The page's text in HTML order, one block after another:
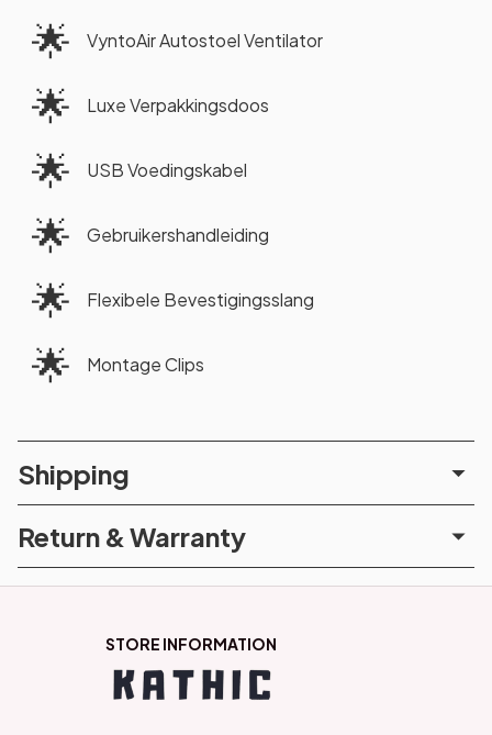
🌟 VyntoAir Autostoel Ventilator
🌟 Luxe Verpakkingsdoos
🌟 USB Voedingskabel
🌟 Gebruikershandleiding
🌟 Flexibele Bevestigingsslang
🌟 Montage Clips
Shipping
Return & Warranty
STORE INFORMATION